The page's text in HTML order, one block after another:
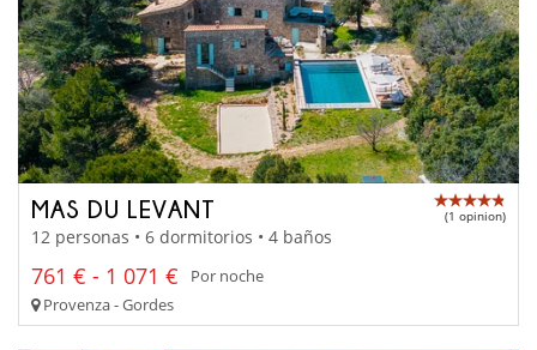
MAS DU LEVANT (1 opinion)
12 personas • 6 dormitorios • 4 baños
761 € - 1 071 €
Por noche
Provenza - Gordes